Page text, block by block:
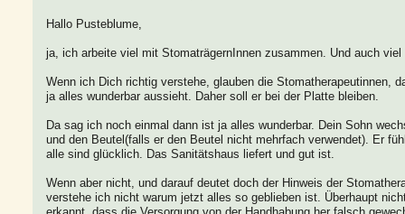
Hallo Pusteblume,
ja, ich arbeite viel mit StomaträgernInnen zusammen. Und auch
Wenn ich Dich richtig verstehe, glauben die Stomatherapeutinnen,
ja alles wunderbar aussieht. Daher soll er bei der Platte bleiben.
Da sag ich noch einmal dann ist ja alles wunderbar. Dein Sohn
und den Beutel(falls er den Beutel nicht mehrfach verwendet). Er
alle sind glücklich. Das Sanitätshaus liefert und gut ist.
Wenn aber nicht, und darauf deutet doch der Hinweis der
verstehe ich nicht warum jetzt alles so geblieben ist. Überhaupt